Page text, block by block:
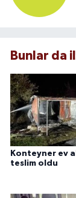
Bunlar da
Konteyner ev
teslim oldu